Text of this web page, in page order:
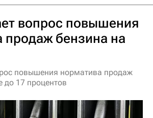
вопрос повышения
продаж бензина на
повышения норматива продаж
до 17 процентов